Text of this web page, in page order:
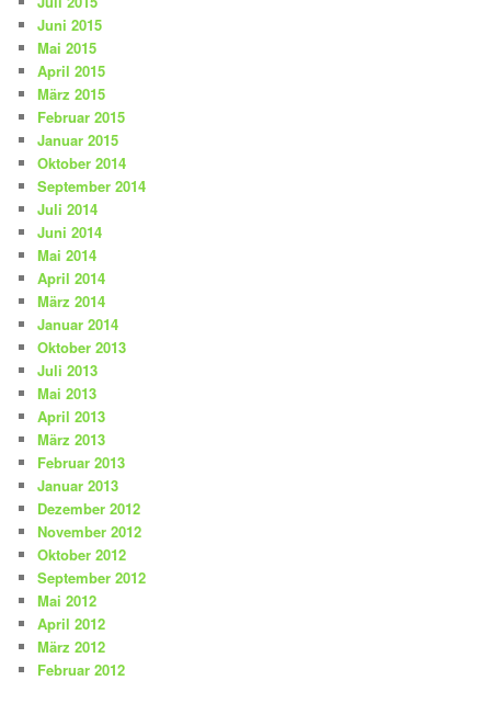
Juni 2015
Mai 2015
April 2015
März 2015
Februar 2015
Januar 2015
Oktober 2014
September 2014
Juli 2014
Juni 2014
Mai 2014
April 2014
März 2014
Januar 2014
Oktober 2013
Juli 2013
Mai 2013
April 2013
März 2013
Februar 2013
Januar 2013
Dezember 2012
November 2012
Oktober 2012
September 2012
Mai 2012
April 2012
März 2012
Februar 2012